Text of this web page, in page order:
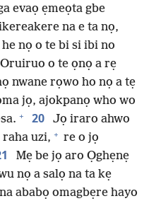
evaọ ẹmeọta gbe
na e ta nọ,
nọ o te bi si ibi no
o te ọnọ a rẹ
nwane rọwo ho nọ a tẹ
jọ, ajokpanọ who wo
+ 20
Jọ iraro ahwo
raha uzi, + re o jọ
Mẹ be jọ aro Ọghẹnẹ
nọ a salọ na ta kẹ
ababọ omagbẹre hayo